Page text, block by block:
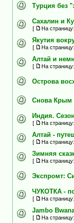
Турция без
Сахалин и
[ На страницу:
Якутия
[ На страницу:
Алтай и
[ На страницу:
Острова
Снова Крым
Индия.
[ На страницу:
Алтай -
[ На страницу:
Зимняя
[ На страницу:
Экспромт:
ЧУКОТКА -
[ На страницу:
Jambo
[ На страницу: